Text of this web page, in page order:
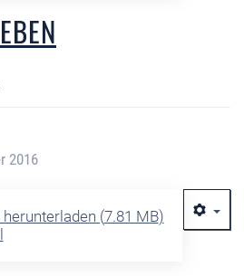
2016
(7.81 MB)